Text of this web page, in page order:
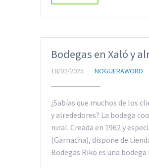
Bodegas en Xaló y
18/02/2025 NOGUERAWORD
¿Sabías que muchos de los
y alrededores? La bodega
rural. Creada en 1962 y
(Garnacha), dispone de
Bodegas Riko es una